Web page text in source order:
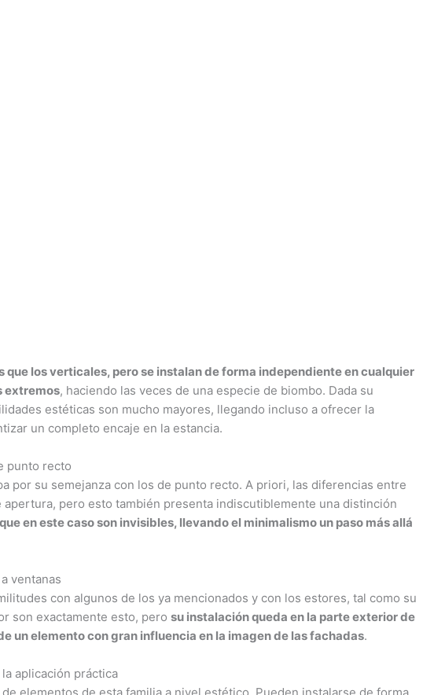
que los verticales, pero se instalan de forma independiente en cualquier
extremos, haciendo las veces de una especie de biombo. Dada su
estéticas son mucho mayores, llegando incluso a ofrecer la
un completo encaje en la estancia.
punto recto
por su semejanza con los de punto recto. A priori, las diferencias entre
pero esto también presenta indiscutiblemente una distinción
en este caso son invisibles, llevando el minimalismo un paso más allá
ventanas
con algunos de los ya mencionados y con los estores, tal como su
son exactamente esto, pero su instalación queda en la parte exterior de
un elemento con gran influencia en la imagen de las fachadas.
aplicación práctica